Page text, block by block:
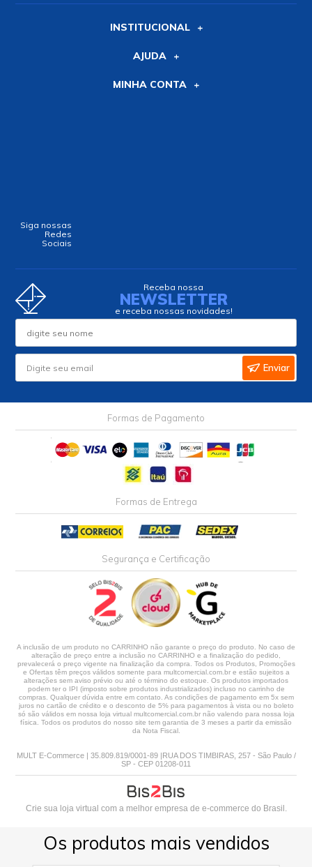
INSTITUCIONAL
AJUDA
MINHA CONTA
Siga nossas
Redes
Sociais
Receba nossa
NEWSLETTER
e receba nossas novidades!
Enviar
Formas de Pagamento
Formas de Entrega
Segurança e Certificação
A inclusão de um produto no CARRINHO não garante o preço do produto. No caso de
alteração de preço entre a inclusão no CARRINHO e a finalização do pedido,
prevalecerá o preço vigente na finalização da compra. Todos os Produtos, Promoções
e Ofertas têm preços válidos somente para multcomercial.com.br e estão sujeitos a
alterações sem aviso prévio ou até o término do estoque. Os produtos importados
podem ter o IPI (imposto sobre produtos industrializados) incluso no carrinho de
compras. Qualquer dúvida entre em contato. As condições de pagamento em 5x sem
juros no cartão de crédito e o desconto de 5% para pagamentos à vista ou no boleto
só são válidos em nossa loja virtual multcomercial.com.br não valendo para nossa loja
física. Todos os produtos do nosso site tem garantia de 3 meses a partir da emissão
da Nota Fiscal.
MULT E-Commerce | 35.809.819/0001-89 |RUA DOS TIMBIRAS, 257 - São Paulo /
SP - CEP 01208-011
Crie sua loja virtual com a melhor empresa de e-commerce do Brasil.
Os produtos mais vendidos